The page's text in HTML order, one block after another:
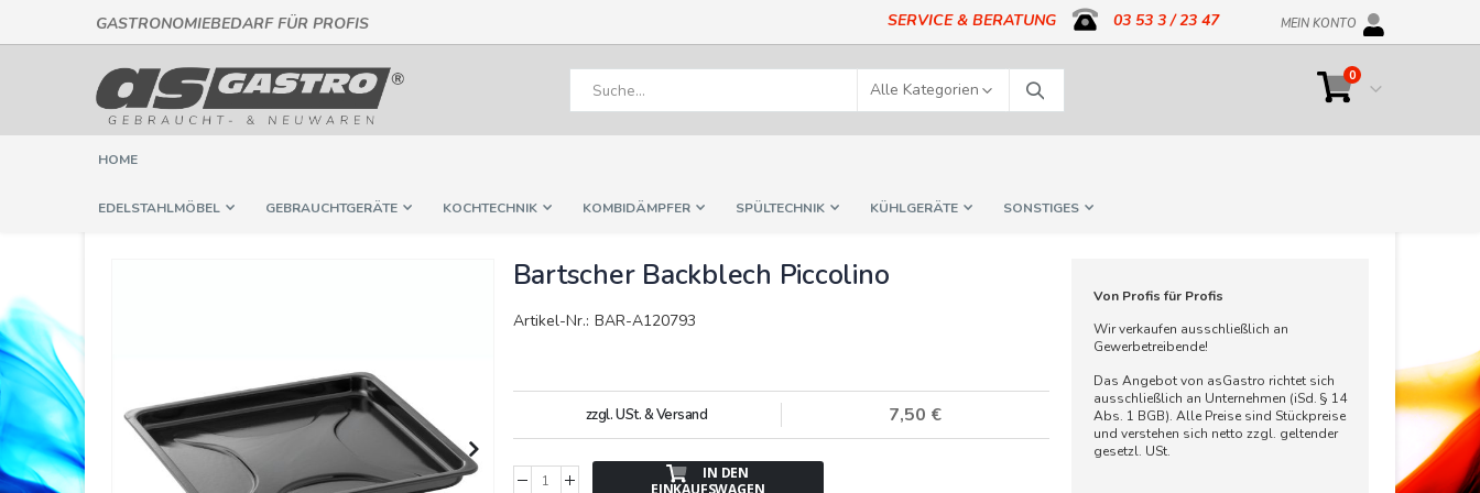
GASTRONOMIEBEDARF FÜR PROFIS
zum
Inhalt
SERVICE & BERATUNG 03 53 3 / 23 47 MEIN KONTO
Cart
0Artikel
Suche
HOME
EDELSTAHLMÖBEL GEBRAUCHTGERÄTE KOCHTECHNIK KOMBIDÄMPFER SPÜLTECHNIK KÜHLGERÄTE SONSTIGES
Bartscher Backblech Piccolino
Artikel-Nr.: BAR-A120793
7,50 €
zzgl. USt. & Versand
IN DEN
Von Profis für Profis
Wir verkaufen ausschließlich an
Gewerbetreibende!
Das Angebot von asGastro richtet sich
ausschließlich an Unternehmen (iSd. § 14
Abs. 1 BGB). Alle Preise sind Stückpreise
und verstehen sich netto zzgl. geltender
gesetzl. USt.